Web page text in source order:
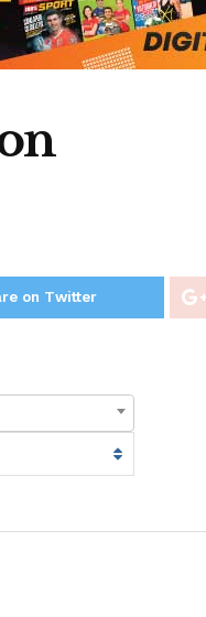
on Twitter